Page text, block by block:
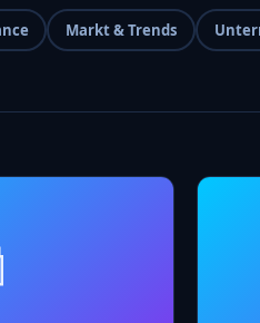
Markt & Trends